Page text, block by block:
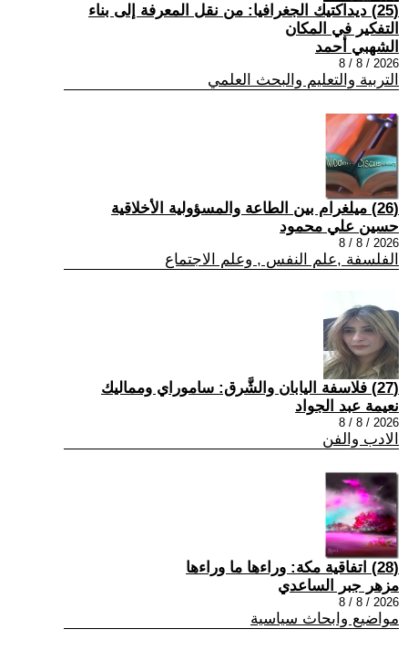
(25) ديداكتيك الجغرافيا: من نقل المعرفة إلى بناء
التفكير في المكان
الشهبي أحمد
2026 / 8 / 8
التربية والتعليم والبحث العلمي
(26) ميلغرام بين الطاعة والمسؤولية الأخلاقية
حسين علي محمود
2026 / 8 / 8
الفلسفة ,علم النفس , وعلم الاجتماع
(27) فلاسفة اليابان والشَّرق: ساموراي ومماليك
نعيمة عبد الجواد
2026 / 8 / 8
الادب والفن
(28) اتفاقية مكة: وراءها ما وراءها
مزهر جبر الساعدي
2026 / 8 / 8
مواضيع وابحاث سياسية